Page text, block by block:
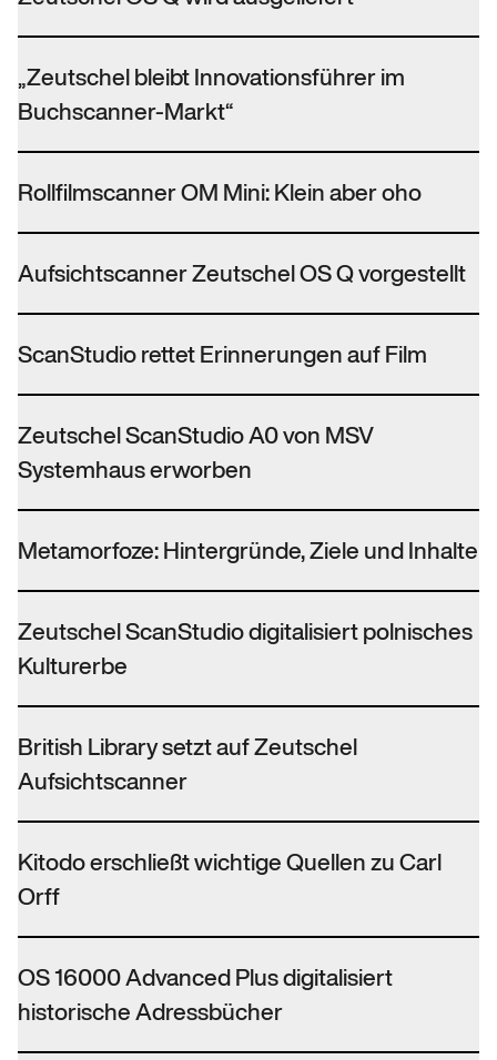
„Zeutschel bleibt Innovationsführer im
Buchscanner-Markt“
Rollfilmscanner OM Mini: Klein aber oho
Aufsichtscanner Zeutschel OS Q vorgestellt
ScanStudio rettet Erinnerungen auf Film
Zeutschel ScanStudio A0 von MSV
Systemhaus erworben
Metamorfoze: Hintergründe, Ziele und Inhalte
Zeutschel ScanStudio digitalisiert polnisches
Kulturerbe
British Library setzt auf Zeutschel
Aufsichtscanner
Kitodo erschließt wichtige Quellen zu Carl
Orff
OS 16000 Advanced Plus digitalisiert
historische Adressbücher